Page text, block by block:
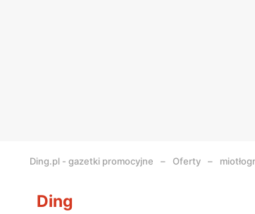
Ding.pl - gazetki promocyjne Oferty
Ding